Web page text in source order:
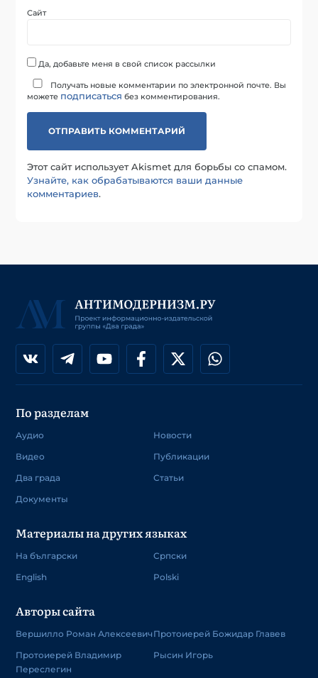
Сайт
Да, добавьте меня в свой список рассылки
Получать новые комментарии по электронной почте. Вы
можете подписаться без комментирования.
Этот сайт использует Akismet для борьбы со спамом.
Узнайте, как обрабатываются ваши данные
комментариев.
По разделам
Аудио
Видео
Два града
Документы
Новости
Публикации
Статьи
Материалы на других языках
На български
English
Српски
Polski
Авторы сайта
Вершилло Роман Алексеевич
Протоиерей Владимир
Переслегин
Протоиерей Божидар Главев
Рысин Игорь